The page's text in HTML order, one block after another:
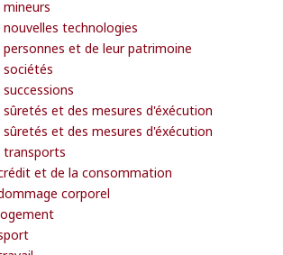
technologies
et de leur patrimoine
et des mesures d'éxécution
et des mesures d'éxécution
et de la consommation
corporel